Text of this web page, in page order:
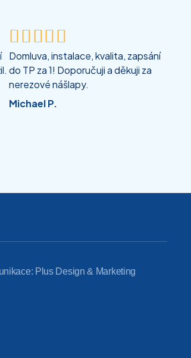

Domluva, instalace, kvalita, zapsání
do TP za 1! Doporučuji a děkuji za
nerezové nášlapy.
Michael P.
Plus Design & Marketing